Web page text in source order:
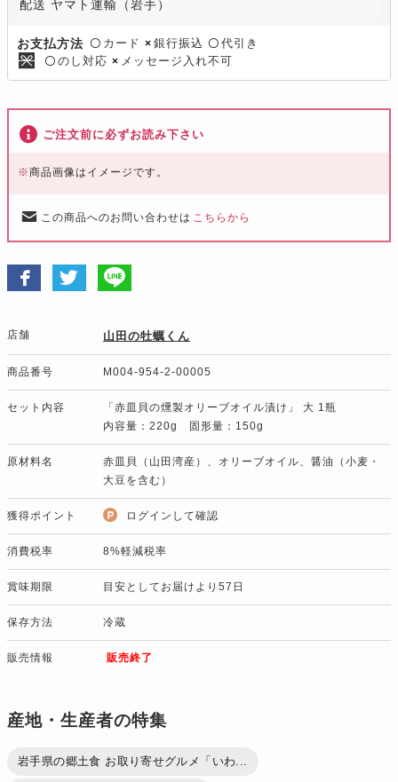
配送 ヤマト運輸（岩手）
お支払方法 〇 カード × 銀行振込 〇 代引き
〇 のし対応 × メッセージ入れ不可
ご注文前に必ずお読み下さい
※商品画像はイメージです。
この商品へのお問い合わせは こちらから
店舗 山田の牡蠣くん
商品番号 M004-954-2-00005
セット内容
「赤皿貝の燻製オリーブオイル漬け」 大 1瓶
内容量：220g 固形量：150g
原材料名
赤皿貝（山田湾産）、オリーブオイル、醤油（小麦・
大豆を含む）
獲得ポイント ログインして確認
消費税率 8%軽減税率
賞味期限 目安としてお届けより57日
保存方法 冷蔵
販売情報 販売終了
産地・生産者の特集
岩手県の郷土食 お取り寄せグルメ「いわ...